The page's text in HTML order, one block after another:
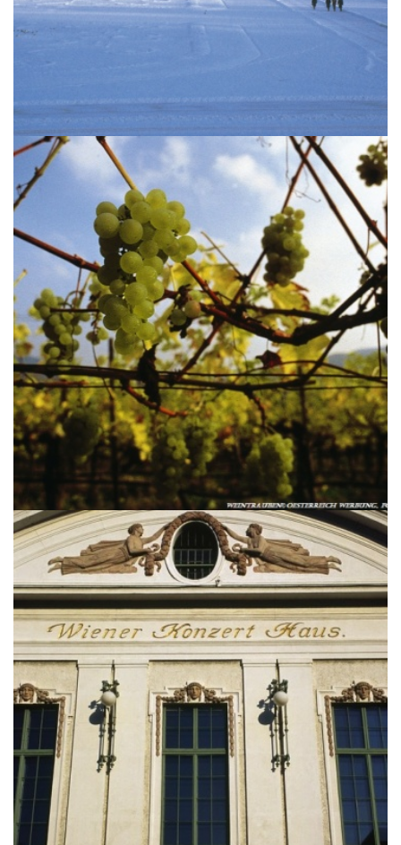
Летний винний тур в Южной
Штирии
Добро пожаловать в Вену